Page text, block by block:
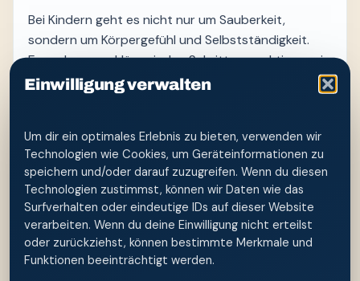
Einwilligung verwalten
Um dir ein optimales Erlebnis zu bieten, verwenden wir
Technologien wie Cookies, um Geräteinformationen zu
speichern und/oder darauf zuzugreifen. Wenn du diesen
Technologien zustimmst, können wir Daten wie das
Surfverhalten oder eindeutige IDs auf dieser Website
verarbeiten. Wenn du deine Einwilligung nicht erteilst
oder zurückziehst, können bestimmte Merkmale und
Funktionen beeinträchtigt werden.
Bei Kindern geht es nicht nur um Sauberkeit,
sondern um Körpergefühl und Selbstständigkeit.
Erwachsene erklären jeden Schritt, respektieren ein
Nein und helfen so lange, wie das Kind
Unterstützung braucht. Das Trocken- und
eine Po-Dusche kann eine Routine erleichtern,
beschleunigt diese Entwicklung aber nicht.
Verwendet wird frisches, angenehm temperiertes
Wasser mit wenig Druck. Die Düse bleibt außen und
berührt die Haut möglichst nicht. Von vorn nach
hinten zu reinigen ist besonders bei Mädchen
sinnvoll. Danach wird sanft getupft, die Flasche